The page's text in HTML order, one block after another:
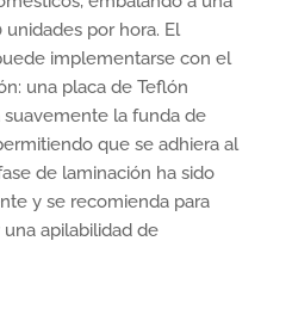
por hora. El
implementarse con el
una placa de Teflón
la funda de
que se adhiera al
de laminación ha sido
y se recomienda para
apilabilidad de